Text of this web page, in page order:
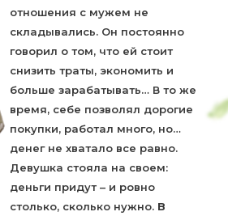
отношения с мужем не
складывались. Он постоянно
говорил о том, что ей стоит
снизить траты, экономить и
больше зарабатывать… В то же
время, себе позволял дорогие
покупки, работал много, но…
денег не хватало все равно.
Девушка стояла на своем:
деньги придут – и ровно
столько, сколько нужно. В